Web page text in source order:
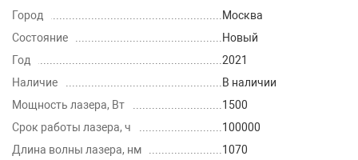
Город
Москва
Состояние
Новый
Год
2021
Наличие
В наличии
Мощность лазера, Вт
1500
Срок работы лазера, ч
100000
Длина волны лазера, нм
1070